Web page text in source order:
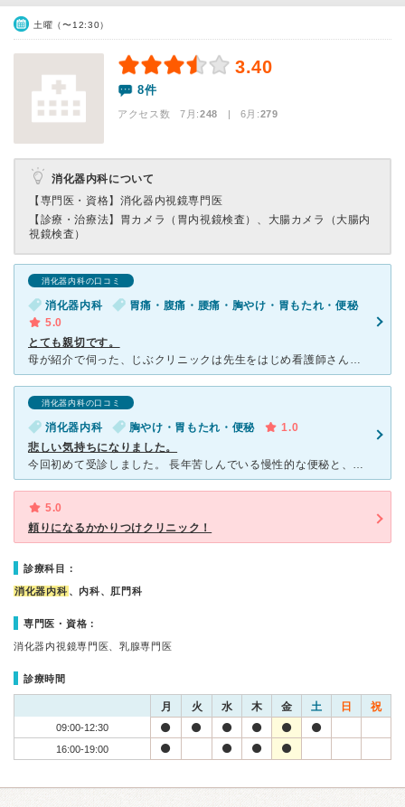
土曜（〜12:30）
3.40
8件
アクセス数 7月:248 | 6月:279
消化器内科について
【専門医・資格】 消化器内視鏡専門医
【診療・治療法】 胃カメラ（胃内視鏡検査）、大腸カメラ（大腸内
視鏡検査）
消化器内科の口コミ
消化器内科
胃痛・腹痛・腰痛・胸やけ・胃もたれ・便秘
5.0
とても親切です。
母が紹介で伺った、じぶクリニックは先生をはじめ看護師さん、受付の方すべてがとても雰囲気の良い、感じの良いクリニックです。じぶクリニックの院長先生は、色々な症状にも親切丁寧に診てくださり、適切な治療、検
消化器内科の口コミ
消化器内科 胸やけ・胃もたれ・便秘
1.0
悲しい気持ちになりました。
今回初めて受診しました。 長年苦しんでいる慢性的な便秘と、それに今回はおう吐も加わり、インターネットなどで調べるとあまりいい組み合わせではないとのことで、心配な気持ちと、便秘で病院に掛かったこと
5.0
頼りになるかかりつけクリニック！
診療科目：
消化器内科 、内科、肛門科
専門医・資格：
消化器内視鏡専門医、乳腺専門医
診療時間
月 火 水 木 金 土 日 祝
09:00-12:30
16:00-19:00